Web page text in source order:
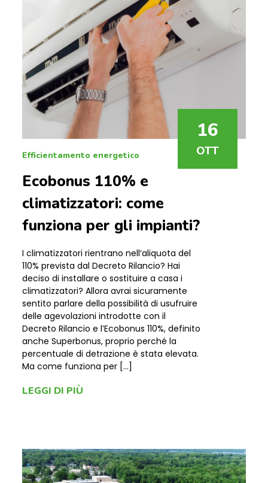
16
OTT
Efficientamento energetico
Ecobonus 110% e
climatizzatori: come
funziona per gli impianti?
I climatizzatori rientrano nell’aliquota del
110% prevista dal Decreto Rilancio? Hai
deciso di installare o sostituire a casa i
climatizzatori? Allora avrai sicuramente
sentito parlare della possibilità di usufruire
delle agevolazioni introdotte con il
Decreto Rilancio e l’Ecobonus 110%, definito
anche Superbonus, proprio perché la
percentuale di detrazione è stata elevata.
Ma come funziona per […]
LEGGI DI PIÙ